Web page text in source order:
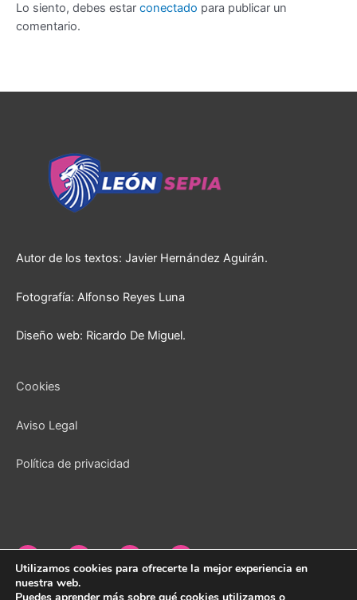
Lo siento, debes estar conectado para publicar un
comentario.
Autor de los textos: Javier Hernández Aguirán.
Fotografía: Alfonso Reyes Luna
Diseño web: Ricardo De Miguel.
Cookies
Aviso Legal
Política de privacidad
Utilizamos cookies para ofrecerte la mejor experiencia en
nuestra web.